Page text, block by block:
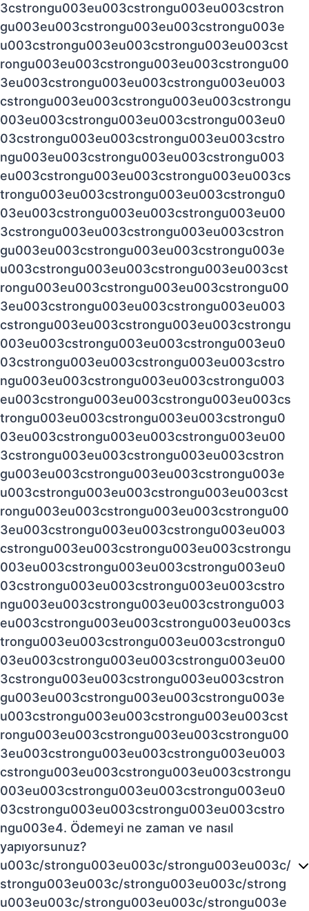
3cstrongu003eu003cstrongu003eu003cstron
gu003eu003cstrongu003eu003cstrongu003e
u003cstrongu003eu003cstrongu003eu003cst
rongu003eu003cstrongu003eu003cstrongu00
3eu003cstrongu003eu003cstrongu003eu003
cstrongu003eu003cstrongu003eu003cstrongu
003eu003cstrongu003eu003cstrongu003eu0
03cstrongu003eu003cstrongu003eu003cstro
ngu003eu003cstrongu003eu003cstrongu003
eu003cstrongu003eu003cstrongu003eu003cs
trongu003eu003cstrongu003eu003cstrongu0
03eu003cstrongu003eu003cstrongu003eu00
3cstrongu003eu003cstrongu003eu003cstron
gu003eu003cstrongu003eu003cstrongu003e
u003cstrongu003eu003cstrongu003eu003cst
rongu003eu003cstrongu003eu003cstrongu00
3eu003cstrongu003eu003cstrongu003eu003
cstrongu003eu003cstrongu003eu003cstrongu
003eu003cstrongu003eu003cstrongu003eu0
03cstrongu003eu003cstrongu003eu003cstro
ngu003eu003cstrongu003eu003cstrongu003
eu003cstrongu003eu003cstrongu003eu003cs
trongu003eu003cstrongu003eu003cstrongu0
03eu003cstrongu003eu003cstrongu003eu00
3cstrongu003eu003cstrongu003eu003cstron
gu003eu003cstrongu003eu003cstrongu003e
u003cstrongu003eu003cstrongu003eu003cst
rongu003eu003cstrongu003eu003cstrongu00
3eu003cstrongu003eu003cstrongu003eu003
cstrongu003eu003cstrongu003eu003cstrongu
003eu003cstrongu003eu003cstrongu003eu0
03cstrongu003eu003cstrongu003eu003cstro
ngu003eu003cstrongu003eu003cstrongu003
eu003cstrongu003eu003cstrongu003eu003cs
trongu003eu003cstrongu003eu003cstrongu0
03eu003cstrongu003eu003cstrongu003eu00
3cstrongu003eu003cstrongu003eu003cstron
gu003eu003cstrongu003eu003cstrongu003e
u003cstrongu003eu003cstrongu003eu003cst
rongu003eu003cstrongu003eu003cstrongu00
3eu003cstrongu003eu003cstrongu003eu003
cstrongu003eu003cstrongu003eu003cstrongu
003eu003cstrongu003eu003cstrongu003eu0
03cstrongu003eu003cstrongu003eu003cstro
ngu003e4. Ödemeyi ne zaman ve nasıl
yapıyorsunuz?
u003c/strongu003eu003c/strongu003eu003c/
strongu003eu003c/strongu003eu003c/strong
u003eu003c/strongu003eu003c/strongu003e